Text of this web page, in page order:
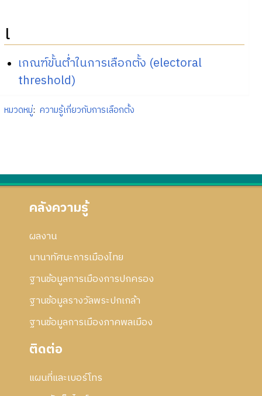
เ
เกณฑ์ขั้นต่ำในการเลือกตั้ง (electoral
threshold)
หมวดหมู่: ความรู้เกี่ยวกับการเลือกตั้ง
คลังความรู้
ผลงาน
นานาทัศนะการเมืองไทย
ฐานข้อมูลการเมืองการปกครอง
ฐานข้อมูลรางวัลพระปกเกล้า
ฐานข้อมูลการเมืองภาคพลเมือง
ติดต่อ
แผนที่และเบอร์โทร